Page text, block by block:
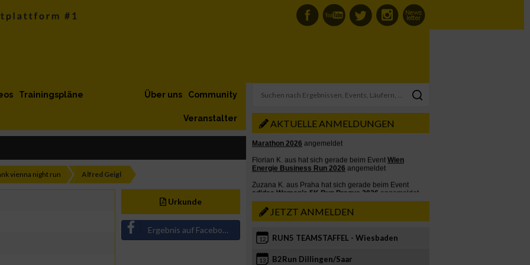
Trainingspläne Community
Über uns
Veranstalter
vienna night run Alfred Geigl
Urkunde
Ergebnis auf Facebook teilen
AKTUELLE ANMELDUNGEN
JETZT ANMELDEN
12 RUN5 TEAMSTAFFEL - Wiesbaden
13 B2Run Dillingen/Saar